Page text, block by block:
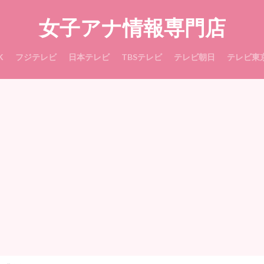
女子アナ情報専門店
フジテレビ 日本テレビ TBSテレビ テレビ朝日 テレビ東